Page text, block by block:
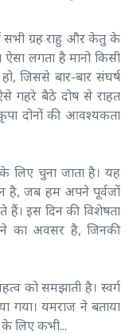
ग्रह राहु और केतु के
लगता है मानो किसी
जिससे बार-बार संघर्ष
गहरे बैठे दोष से राहत
दोनों की आवश्यकता
लिए चुना जाता है। यह
है, जब हम अपने पूर्वजों
हैं। इस दिन की विशेषता
का अवसर है, जिनकी
को समझाती है। स्वर्ग
गया। यमराज ने बताया
लिए कभी...